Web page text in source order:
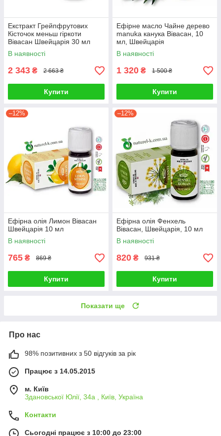
Екстракт Грейпфрутових
Кісточок меньш гіркоти
Вівасан Швейцарія 30 мл
В наявності
2 343 ₴ 2 663 ₴
Купити
Ефірне масло Чайне дерево
manuka канука Вівасан, 10
мл, Швейцарія
В наявності
1 320 ₴ 1 500 ₴
Купити
–12%
Ефірна олія Лимон Вівасан
Швейцарія 10 мл
В наявності
765 ₴ 869 ₴
Купити
–12%
Ефірна олія Фенхель
Вівасан, Швейцарія, 10 мл
В наявності
820 ₴ 931 ₴
Купити
Показати ще
Про нас
98% позитивних з 50 відгуків за рік
Працює з 14.05.2015
м. Київ
Здановської Юлії, 34а , Київ, Україна
Контакти
Сьогодні працює з 10:00 до 23:00